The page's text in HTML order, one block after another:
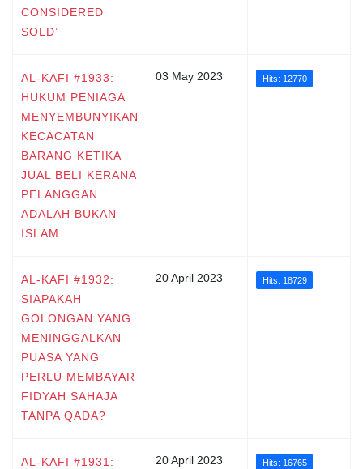
CONSIDERED
SOLD’
AL-KAFI #1933:
HUKUM PENIAGA
MENYEMBUNYIKAN
KECACATAN
BARANG KETIKA
JUAL BELI KERANA
PELANGGAN
ADALAH BUKAN
ISLAM
03 May 2023 Hits: 12770
AL-KAFI #1932:
SIAPAKAH
GOLONGAN YANG
MENINGGALKAN
PUASA YANG
PERLU MEMBAYAR
FIDYAH SAHAJA
TANPA QADA?
20 April 2023 Hits: 18729
AL-KAFI #1931:
20 April 2023 Hits: 16765